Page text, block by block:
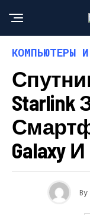
КОМПЬЮТЕРЫ
Starlink
Galaxy И
By